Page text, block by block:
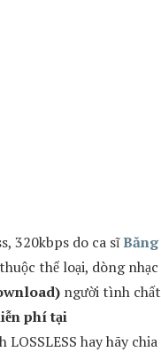
320kbps do ca sĩBăng
thuộc thể loại, dòng nhạc
người tình chất
phí tại
LOSSLESS hay hãy chia